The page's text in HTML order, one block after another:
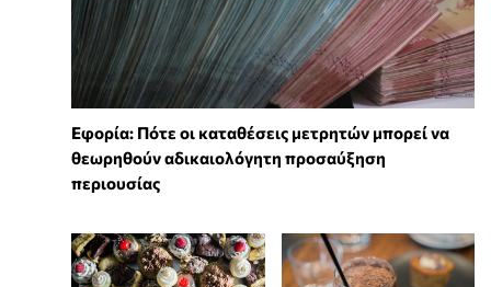
Εφορία: Πότε οι καταθέσεις μετρητών μπορεί να
θεωρηθούν αδικαιολόγητη προσαύξηση
περιουσίας